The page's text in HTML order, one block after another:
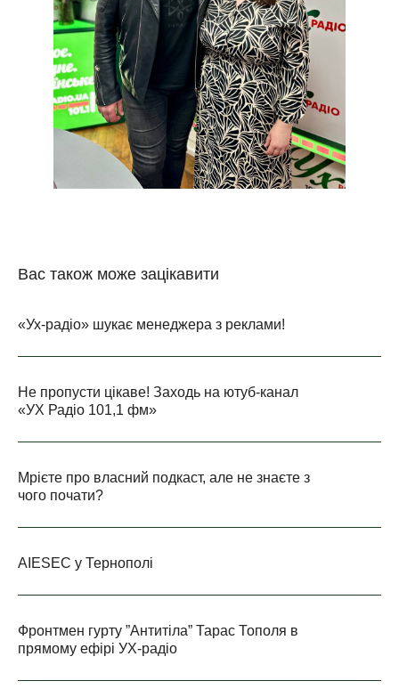
Вас також може зацікавити
«Ух-радіо» шукає менеджера з реклами!
Не пропусти цікаве! Заходь на ютуб-канал
«УХ Радіо 101,1 фм»
Мрієте про власний подкаст, але не знаєте з
чого почати?
AIESEC у Тернополі
Фронтмен гурту ”Антитіла” Тарас Тополя в
прямому ефірі УХ-радіо